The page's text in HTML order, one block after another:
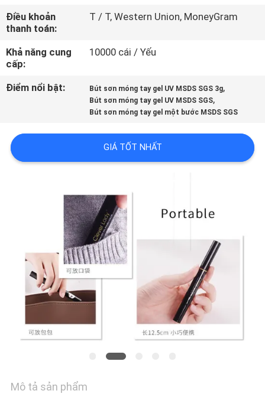
KIỂM
SOÁT
CHẤT
HỆ
CHÚNG
BÁO
Điều khoản
thanh toán:
T / T, Western Union, MoneyGram
Khả năng cung
cấp:
10000 cái / Yếu
Điểm nổi bật: Bút sơn móng tay gel UV MSDS SGS 3g,
Bút sơn móng tay gel UV MSDS SGS,
Bút sơn móng tay gel một bước MSDS SGS
GIÁ TỐT NHẤT
Mô tả sản phẩm